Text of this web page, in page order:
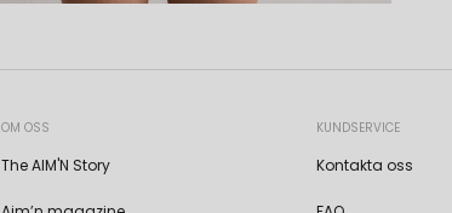
OM OSS
The AIM'N Story
KUNDSERVICE
Kontakta oss